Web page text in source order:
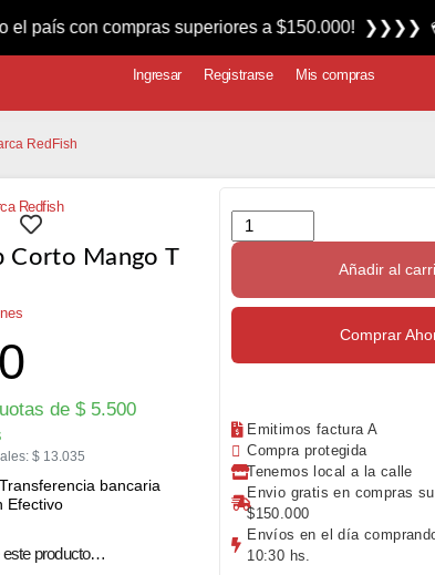
Ingresar Registrarse Mis compras
RedFish
Redfish
Corto Mango T
de $5.500
$13.035
bancaria
Efectivo
este producto…
Añadir al
Comprar
Emitimos factura A
Compra protegida
Tenemos local a la calle
Envio gratis en compras
$150.000
Envíos en el día
10:30 hs.
superiores a $150.000! ❯❯❯❯ 💳